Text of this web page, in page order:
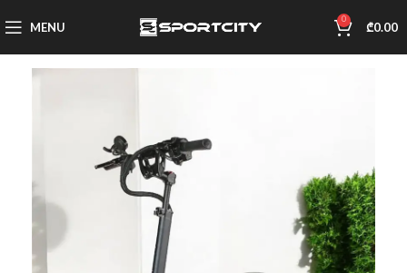
MENU 0 ₾0.00